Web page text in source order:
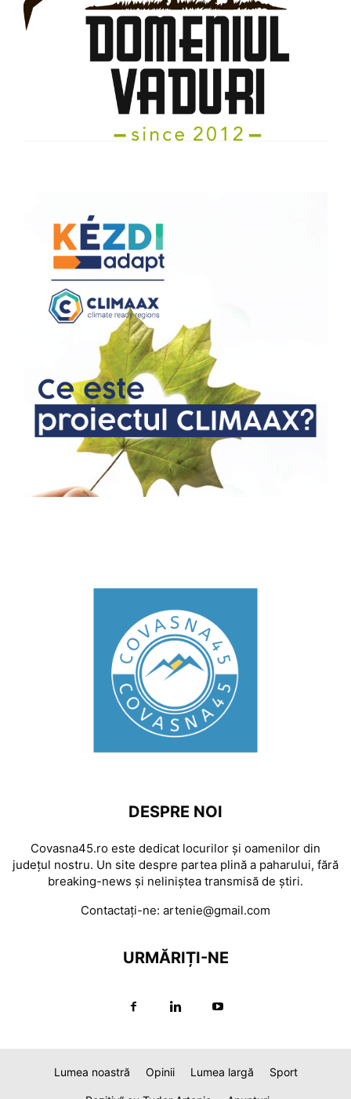
DESPRE NOI
Covasna45.ro este dedicat locurilor și oamenilor din
județul nostru. Un site despre partea plină a paharului, fără
breaking-news și neliniștea transmisă de știri.
Contactați-ne: artenie@gmail.com
URMĂRIȚI-NE
Lumea noastră Opinii Lumea largă Sport